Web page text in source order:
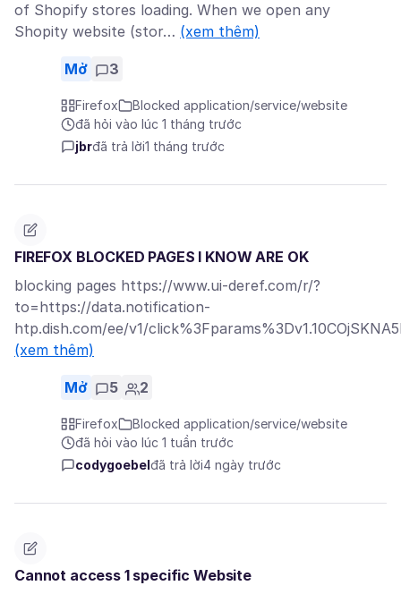
of Shopify stores loading. When we open any
Shopity website (stor… (xem thêm)
Mở 3
Firefox
Blocked application/service/website
đã hỏi vào lúc 1 tháng trước
jbrđã trả lời1 tháng trước
FIREFOX BLOCKED PAGES I KNOW ARE OK
blocking pages https://www.ui-deref.com/r/?
to=https://data.notification-
htp.dish.com/ee/v1/
(xem thêm)
Mở 5 2
Firefox
Blocked application/service/website
đã hỏi vào lúc 1 tuần trước
codygoebel đã trả lời4 ngày trước
Cannot access 1 specific Website